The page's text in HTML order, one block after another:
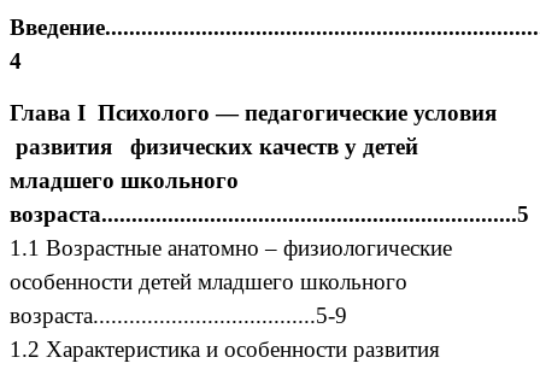
4
Глава I Психолого — педагогические условия
развития физических качеств у детей
младшего школьного
возраста.....................................................................5
1.1 Возрастные анатомно – физиологические
особенности детей младшего школьного
возраста.....................................5-9
1.2 Характеристика и особенности развития